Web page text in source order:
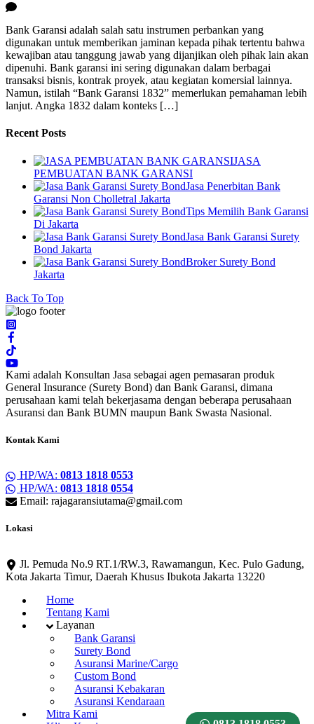
Bank Garansi adalah salah satu instrumen perbankan yang
digunakan untuk memberikan jaminan kepada pihak tertentu bahwa
kewajiban atau tanggung jawab yang dijanjikan oleh pihak lain akan
dipenuhi. Bank garansi ini sering digunakan dalam berbagai
transaksi bisnis, kontrak proyek, atau kegiatan komersial lainnya.
Namun, istilah “Bank Garansi 1832” memerlukan pemahaman lebih
lanjut. Angka 1832 dalam konteks […]
Recent Posts
JASA
PEMBUATAN BANK GARANSI
Jasa Penerbitan Bank
Garansi Non Cholletral Jakarta
Tips Memilih Bank Garansi
Di Jakarta
Jasa Bank Garansi Surety
Bond Jakarta
Broker Surety Bond
Jakarta
Back To Top
Kami adalah Konsultan Jasa sebagai agen pemasaran produk
General Insurance (Surety Bond) dan Bank Garansi, dimana
perusahaan kami telah bekerjasama dengan beberapa perusahaan
Asuransi dan Bank BUMN maupun Bank Swasta Nasional.
Kontak Kami
HP/WA: 0813 1818 0553
HP/WA: 0813 1818 0554
Email: rajagaransiutama@gmail.com
Lokasi
Jl. Pemuda No.9 RT.1/RW.3, Rawamangun, Kec. Pulo Gadung,
Kota Jakarta Timur, Daerah Khusus Ibukota Jakarta 13220
Home
Tentang Kami
Layanan
Bank Garansi
Surety Bond
Asuransi Marine/Cargo
Custom Bond
Asuransi Kebakaran
Asuransi Kendaraan
Mitra Kami